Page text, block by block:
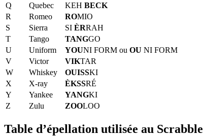
Q
Quebec KEH BECK
R
Romeo ROMIO
S
Sierra SI ÈRRAH
T
Tango TANGGO
U
Uniform YOUNI FORM ou OU NI FORM
V
Victor VIKTAR
W
Whiskey OUISSKI
X
X-ray ÈKSSRÉ
Y
Yankee YANGKI
Z
Zulu ZOOLOO
Table d’épellation utilisée au Scrabble